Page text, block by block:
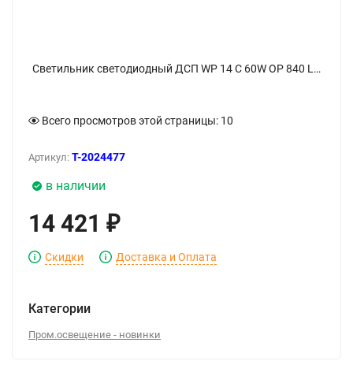
Светильник светодиодный ДСП WP 14 C 60W OP 840 L1500 CL 1500х65х70мм 60Вт 4000К IP66 линейный пылевлагозащ. Русский Свет 27071425383 - фото
Всего просмотров этой страницы: 10
Артикул: T-2024477
в наличии
14 421 ₽
Скидки Доставка и Оплата
Категории
Пром.освещение - новинки